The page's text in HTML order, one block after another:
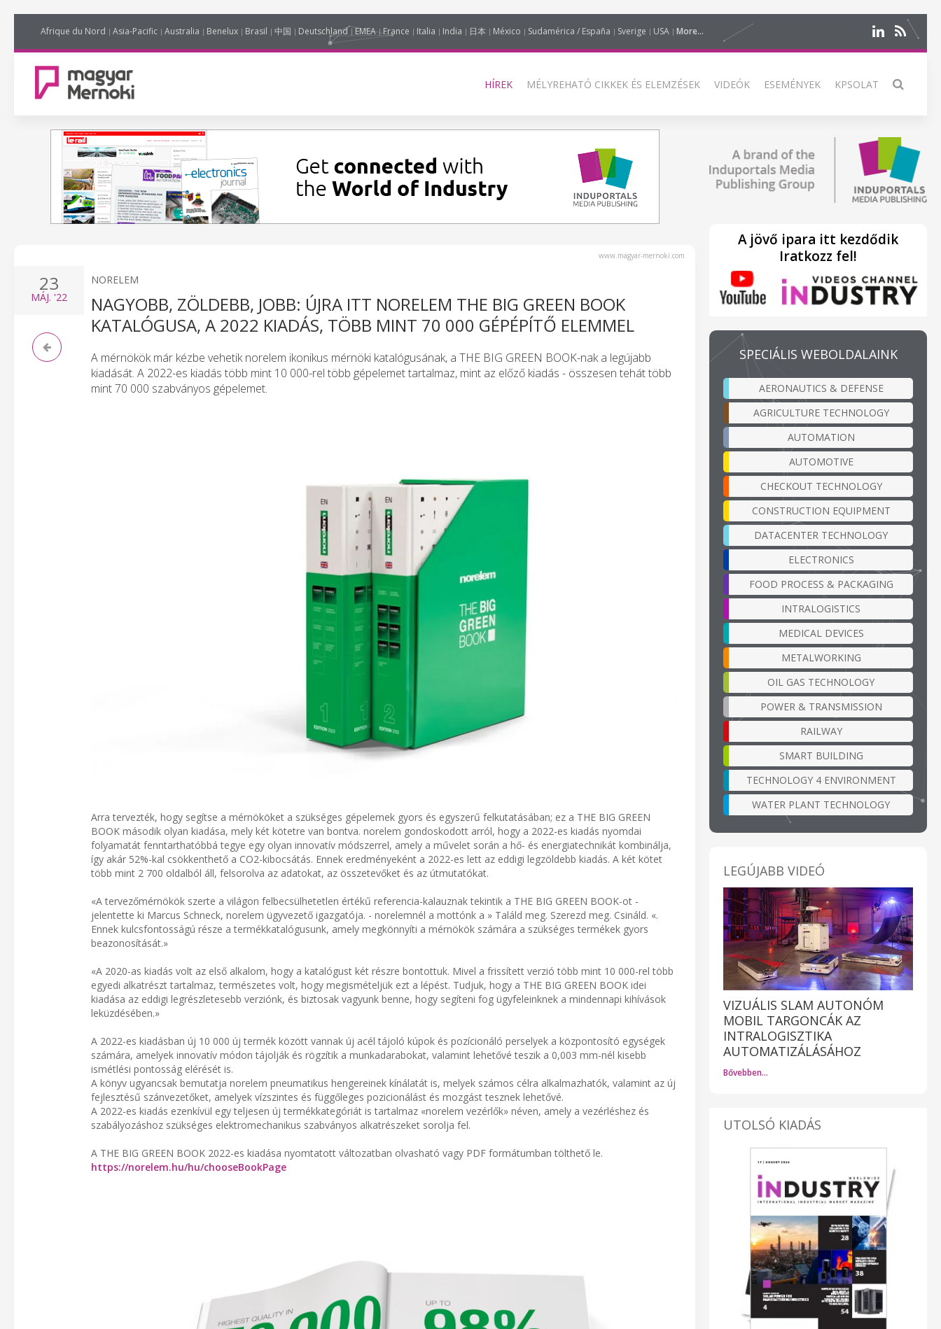
Afrique du Nord Asia-Pacific Australia Benelux Brasil 中国 Deutschland EMEA France Italia India 日本 México Sudamérica / España Sverige USA More...
HÍREK MÉLYREHATÓ CIKKEK ÉS ELEMZÉSEK VIDEÓK ESEMÉNYEK KPSOLAT
www.magyar-mernoki.com
23
MÁJ. '22
NORELEM
NAGYOBB, ZÖLDEBB, JOBB: ÚJRA ITT NORELEM THE BIG GREEN BOOK
KATALÓGUSA, A 2022 KIADÁS, TÖBB MINT 70 000 GÉPÉPÍTŐ ELEMMEL
A mérnökök már kézbe vehetik norelem ikonikus mérnöki katalógusának, a THE BIG GREEN BOOK-nak a legújabb
kiadását. A 2022-es kiadás több mint 10 000-rel több gépelemet tartalmaz, mint az előző kiadás - összesen tehát több
mint 70 000 szabványos gépelemet.
Arra tervezték, hogy segítse a mérnököket a szükséges gépelemek gyors és egyszerű felkutatásában; ez a THE BIG GREEN
BOOK második olyan kiadása, mely két kötetre van bontva. norelem gondoskodott arról, hogy a 2022-es kiadás nyomdai
folyamatát fenntarthatóbbá tegye egy olyan innovatív módszerrel, amely a művelet során a hő- és energiatechnikát kombinálja,
így akár 52%-kal csökkenthető a CO2-kibocsátás. Ennek eredményeként a 2022-es lett az eddigi legzöldebb kiadás. A két kötet
több mint 2 700 oldalból áll, felsorolva az adatokat, az összetevőket és az útmutatókat.
«A tervezőmérnökök szerte a világon felbecsülhetetlen értékű referencia-kalauznak tekintik a THE BIG GREEN BOOK-ot -
jelentette ki Marcus Schneck, norelem ügyvezető igazgatója. - norelemnél a mottónk a » Találd meg. Szerezd meg. Csináld. «.
Ennek kulcsfontosságú része a termékkatalógusunk, amely megkönnyíti a mérnökök számára a szükséges termékek gyors
beazonosítását.»
«A 2020-as kiadás volt az első alkalom, hogy a katalógust két részre bontottuk. Mivel a frissített verzió több mint 10 000-rel több
egyedi alkatrészt tartalmaz, természetes volt, hogy megismételjük ezt a lépést. Tudjuk, hogy a THE BIG GREEN BOOK idei
kiadása az eddigi legrészletesebb verziónk, és biztosak vagyunk benne, hogy segíteni fog ügyfeleinknek a mindennapi kihívások
leküzdésében.»
A 2022-es kiadásban új 10 000 új termék között vannak új acél tájoló kúpok és pozícionáló perselyek a központosító egységek
számára, amelyek innovatív módon tájolják és rögzítik a munkadarabokat, valamint lehetővé teszik a 0,003 mm-nél kisebb
ismétlési pontosság elérését is.
A könyv ugyancsak bemutatja norelem pneumatikus hengereinek kínálatát is, melyek számos célra alkalmazhatók, valamint az új
fejlesztésű szánvezetőket, amelyek vízszintes és függőleges pozicionálást és mozgást tesznek lehetővé.
A 2022-es kiadás ezenkívül egy teljesen új termékkategóriát is tartalmaz «norelem vezérlők» néven, amely a vezérléshez és
szabályozáshoz szükséges elektromechanikus szabványos alkatrészeket sorolja fel.
A THE BIG GREEN BOOK 2022-es kiadása nyomtatott változatban olvasható vagy PDF formátumban tölthető le.
https://norelem.hu/hu/chooseBookPage
A jövő ipara itt kezdődik
Iratkozz fel!
SPECIÁLIS WEBOLDALAINK
AERONAUTICS & DEFENSE
AGRICULTURE TECHNOLOGY
AUTOMATION
AUTOMOTIVE
CHECKOUT TECHNOLOGY
CONSTRUCTION EQUIPMENT
DATACENTER TECHNOLOGY
ELECTRONICS
FOOD PROCESS & PACKAGING
INTRALOGISTICS
MEDICAL DEVICES
METALWORKING
OIL GAS TECHNOLOGY
POWER & TRANSMISSION
RAILWAY
SMART BUILDING
TECHNOLOGY 4 ENVIRONMENT
WATER PLANT TECHNOLOGY
LEGÚJABB VIDEÓ
VIZUÁLIS SLAM AUTONÓM
MOBIL TARGONCÁK AZ
INTRALOGISZTIKA
AUTOMATIZÁLÁSÁHOZ
Bővebben…
UTOLSÓ KIADÁS